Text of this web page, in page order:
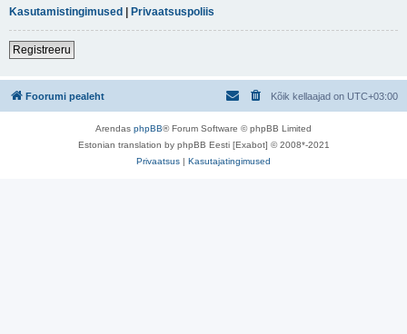
Kasutamistingimused | Privaatsuspoliis
Registreeru
Foorumi pealeht Kõik kellaajad on UTC+03:00
Arendas phpBB® Forum Software © phpBB Limited
Estonian translation by phpBB Eesti [Exabot] © 2008*-2021
Privaatsus | Kasutajatingimused